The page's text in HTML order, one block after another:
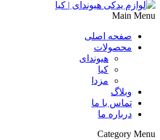
Main Menu
صفحه اصلی
محصولات
هیوندای
کیا
مزدا
وبلاگ
تماس با ما
درباره ما
Category Menu